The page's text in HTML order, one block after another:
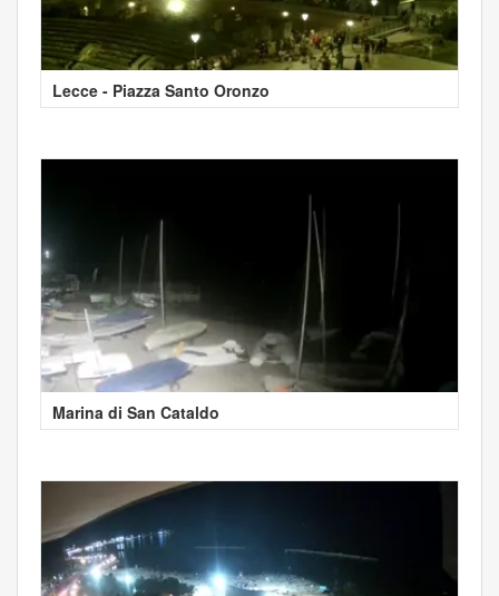
Lecce - Piazza Santo Oronzo
Marina di San Cataldo